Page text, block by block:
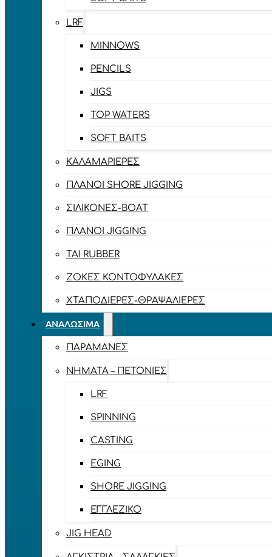
LRF
MINNOWS
PENCILS
JIGS
TOP WATERS
SOFT BAITS
ΚΑΛΑΜΑΡΙΈΡΕΣ
ΠΛΆΝΟΙ SHORE JIGGING
ΣΙΛΙΚΌΝΕΣ-BOAT
ΠΛΆΝΟΙ JIGGING
TAI RUBBER
ΖΌΚΕΣ ΚΟΝΤΟΦΎΛΑΚΕΣ
ΧΤΑΠΟΔΙΈΡΕΣ-ΘΡΑΨΑΛΙΈΡΕΣ
ΑΝΑΛΏΣΙΜΑ
ΠΑΡΑΜΆΝΕΣ
ΝΉΜΑΤΑ – ΠΕΤΟΝΙΈΣ
LRF
SPINNING
CASTING
EGING
SHORE JIGGING
ΕΓΓΛΈΖΙΚΟ
JIG HEAD